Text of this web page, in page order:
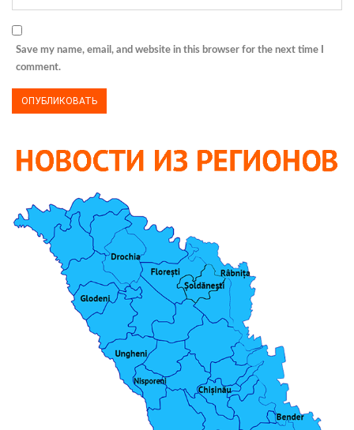
Save my name, email, and website in this browser for the next time I
comment.